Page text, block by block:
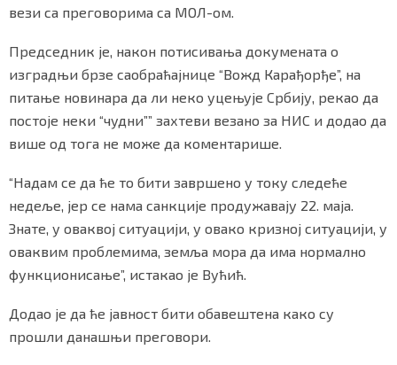
вези са преговорима са МОЛ-ом.
Председник је, након потисивања докумената о
изградњи брзе саобраћајнице “Вожд Карађорђе”, на
питање новинара да ли неко уцењује Србију, рекао да
постоје неки “чудни”” захтеви везано за НИС и додао да
више од тога не може да коментарише.
“Надам се да ће то бити завршено у току следеће
недеље, јер се нама санкције продужавају 22. маја.
Знате, у оваквој ситуацији, у овако кризној ситуацији, у
оваквим проблемима, земља мора да има нормално
функционисање”, истакао је Вућић.
Додао је да ће јавност бити обавештена како су
прошли данашњи преговори.
Маркетинг|Услови коришћења |Политика
ПРЕУЗМИТЕ НАШУ АПЛИКАЦИЈУ